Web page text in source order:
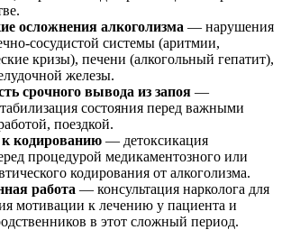
осложнения алкоголизма — нарушения
сосудистой системы (аритмии,
кризы), печени (алкогольный гепатит),
железы.
срочного вывода из запоя —
состояния перед важными
поездкой.
кодированию — детоксикация
процедурой медикаментозного или
кодирования от алкоголизма.
работа — консультация нарколога для
мотивации к лечению у пациента и
в этот сложный период.